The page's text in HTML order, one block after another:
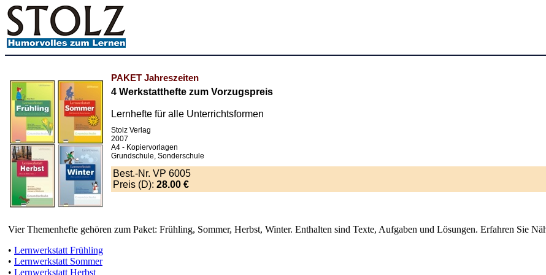
PAKET Jahreszeiten
4 Werkstatthefte zum Vorzugspreis
Lernhefte für alle Unterrichtsformen
Stolz Verlag
2007
A4 - Kopiervorlagen
Grundschule, Sonderschule
Best.-Nr. VP 6005
Preis (D): 28.00 €
Vier Themenhefte gehören zum Paket: Frühling, Sommer, Herbst, Winter. Enthalten sind Texte, Aufgaben und Lösungen. Erfahren Sie
• Lernwerkstatt Frühling
• Lernwerkstatt Sommer
• Lernwerkstatt Herbst